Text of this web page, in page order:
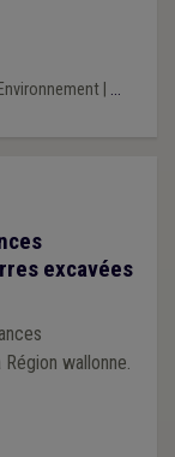
Environnement| ...
excavées
wallonne.